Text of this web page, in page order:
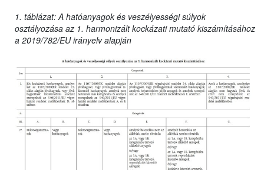
1. táblázat: A hatóanyagok és veszélyességi súlyok
osztályozása az 1. harmonizált kockázati mutató kiszámításához
a 2019/782/EU irányelv alapján